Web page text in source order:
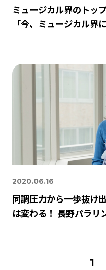
ミュージカル界のトッ
「今、ミュージカル界
2020.06.16
同調圧力から一歩抜け
は変わる！ 長野パラ
1